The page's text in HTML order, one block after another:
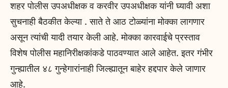
शहर पोलीस उपअधीक्षक व करवीर उपअधीक्षक यांनी घ्यावी अशा
सुचनाही बैठकीत केल्या . साते ते आठ टोळ्यांना मोक्का लागणार
असून त्यांची यादी तयार केली आहे. मोक्का कारवाईचे प्रस्ताव
विशेष पोलीस महानिरीक्षकांकडे पाठवण्यात आले आहेत. इतर गंभीर
गुन्ह्यातील ४८ गुन्हेगारांनाही जिल्ह्यातून बाहेर हद्दपार केले जाणार
आहे.